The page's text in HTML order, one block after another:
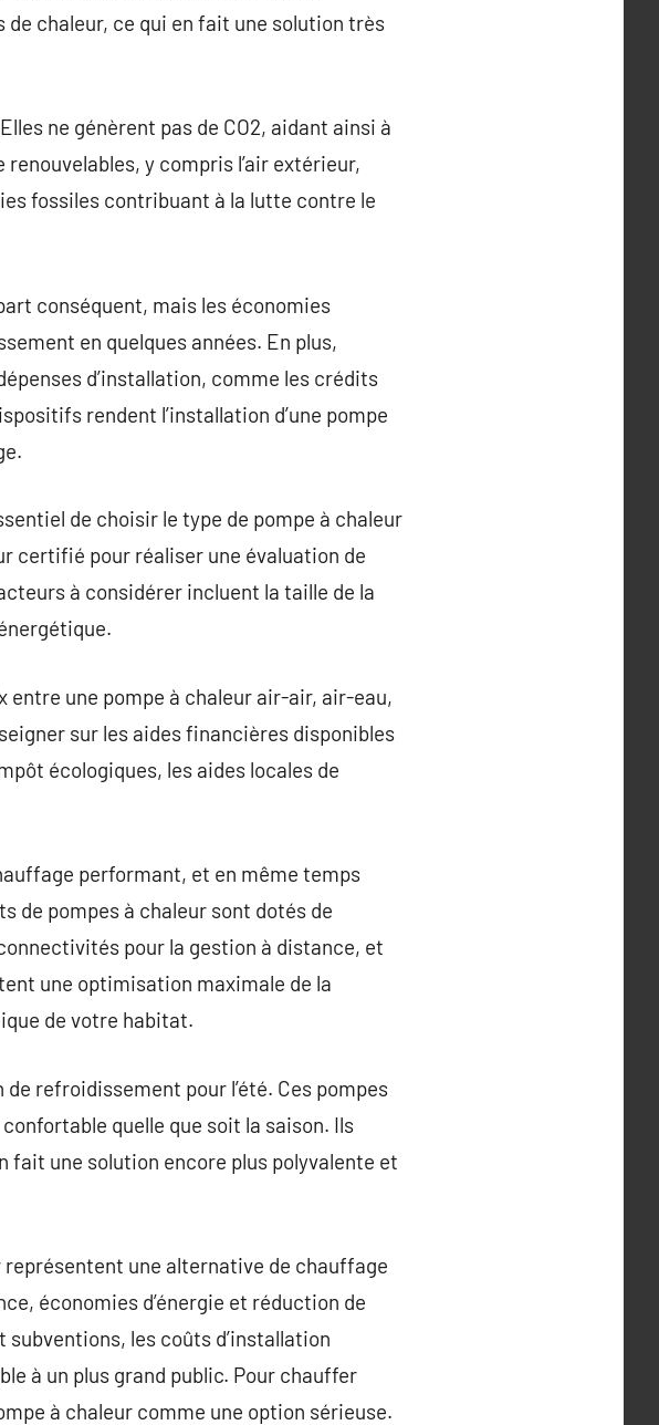
de chaleur, ce qui en fait une solution très
ne génèrent pas de CO2, aidant ainsi à
y compris l’air extérieur,
fossiles contribuant à la lutte contre le
conséquent, mais les économies
en quelques années. En plus,
d’installation, comme les crédits
rendent l’installation d’une pompe
de choisir le type de pompe à chaleur
certifié pour réaliser une évaluation de
à considérer incluent la taille de la
entre une pompe à chaleur air-air, air-eau,
sur les aides financières disponibles
écologiques, les aides locales de
performant, et en même temps
de pompes à chaleur sont dotés de
pour la gestion à distance, et
une optimisation maximale de la
de votre habitat.
refroidissement pour l’été. Ces pompes
quelle que soit la saison. Ils
une solution encore plus polyvalente et
une alternative de chauffage
économies d’énergie et réduction de
les coûts d’installation
à un plus grand public. Pour chauffer
à chaleur comme une option sérieuse.